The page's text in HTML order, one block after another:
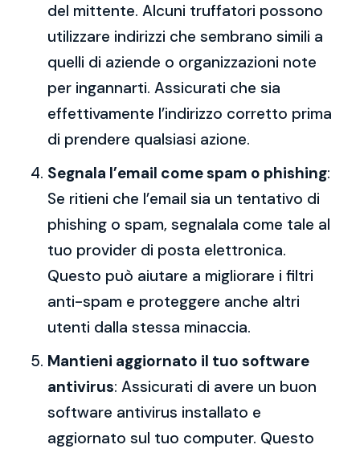
del mittente. Alcuni truffatori possono
utilizzare indirizzi che sembrano simili a
quelli di aziende o organizzazioni note
per ingannarti. Assicurati che sia
effettivamente l’indirizzo corretto prima
di prendere qualsiasi azione.
Segnala l’email come spam o phishing:
Se ritieni che l’email sia un tentativo di
phishing o spam, segnalala come tale al
tuo provider di posta elettronica.
Questo può aiutare a migliorare i filtri
anti-spam e proteggere anche altri
utenti dalla stessa minaccia.
Mantieni aggiornato il tuo software
antivirus: Assicurati di avere un buon
software antivirus installato e
aggiornato sul tuo computer. Questo